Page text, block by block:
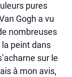
pures
Gogh a vu
nombreuses
peint dans
sur le
à mon avis,